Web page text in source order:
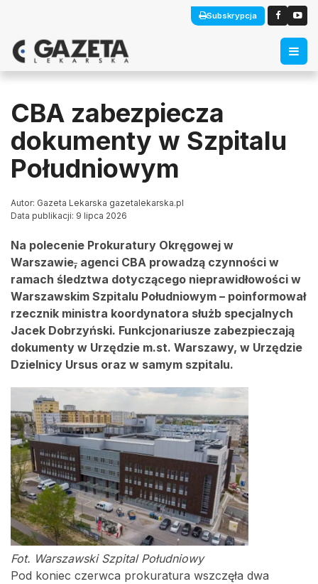
Subskrypcja
CBA zabezpiecza
dokumenty w Szpitalu
Południowym
Autor: Gazeta Lekarska gazetalekarska.pl
Data publikacji: 9 lipca 2026
Na polecenie Prokuratury Okręgowej w
Warszawie, agenci CBA prowadzą czynności w
ramach śledztwa dotyczącego nieprawidłowości w
Warszawskim Szpitalu Południowym – poinformował
rzecznik ministra koordynatora służb specjalnych
Jacek Dobrzyński. Funkcjonariusze zabezpieczają
dokumenty w Urzędzie m.st. Warszawy, w Urzędzie
Dzielnicy Ursus oraz w samym szpitalu.
Fot. Warszawski Szpital Południowy
Pod koniec czerwca prokuratura wszczęła dwa